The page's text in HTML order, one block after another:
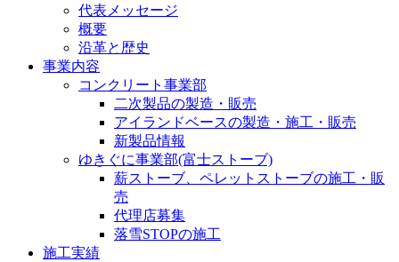
代表メッセージ
概要
沿革と歴史
事業内容
コンクリート事業部
二次製品の製造・販売
アイランドベースの製造・施工・販売
新製品情報
ゆきぐに事業部(富士ストーブ)
薪ストーブ、ペレットストーブの施工・販
売
代理店募集
落雪STOPの施工
施工実績